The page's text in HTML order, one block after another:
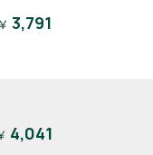
￥ 3,791
4,041